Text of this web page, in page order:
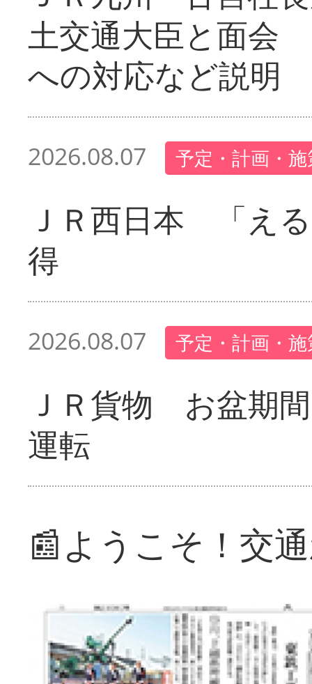
土交通大臣と面会
への対応など説明
2026.08.07 予定・計画・
ＪＲ西日本 「え
得
2026.08.07 予定・計画・
ＪＲ貨物 お盆期
運転
📰ようこそ！交